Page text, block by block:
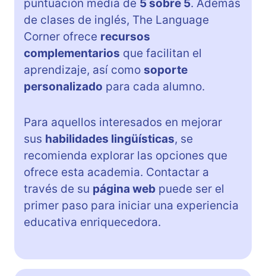
puntuación media de 5 sobre 5. Además
de clases de inglés, The Language
Corner ofrece recursos
complementarios que facilitan el
aprendizaje, así como soporte
personalizado para cada alumno.
Para aquellos interesados en mejorar
sus habilidades lingüísticas, se
recomienda explorar las opciones que
ofrece esta academia. Contactar a
través de su página web puede ser el
primer paso para iniciar una experiencia
educativa enriquecedora.